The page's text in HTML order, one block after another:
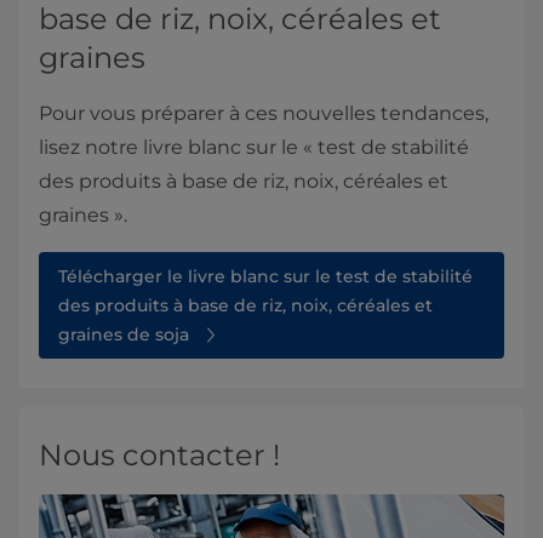
base de riz, noix, céréales et
graines
Pour vous préparer à ces nouvelles tendances,
lisez notre livre blanc sur le « test de stabilité
des produits à base de riz, noix, céréales et
graines ».
Télécharger le livre blanc sur le test de stabilité
des produits à base de riz, noix, céréales et
graines de soja
Nous contacter !